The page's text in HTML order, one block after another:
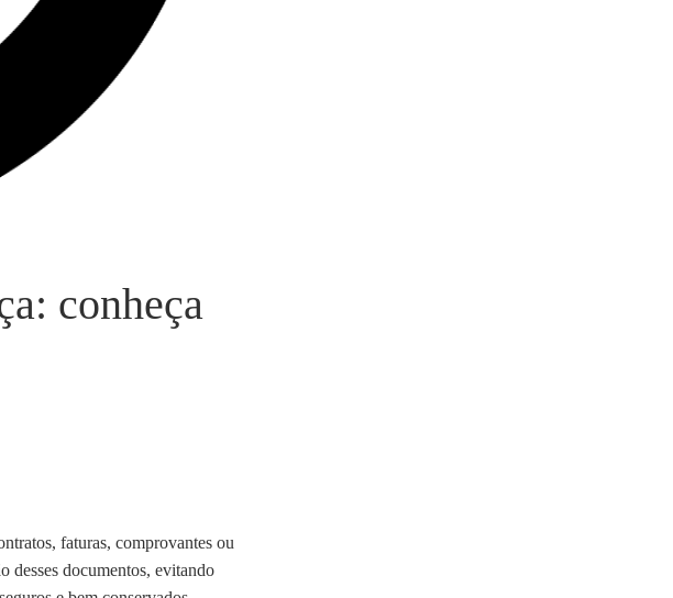
conheça
faturas, comprovantes ou
desses documentos, evitando